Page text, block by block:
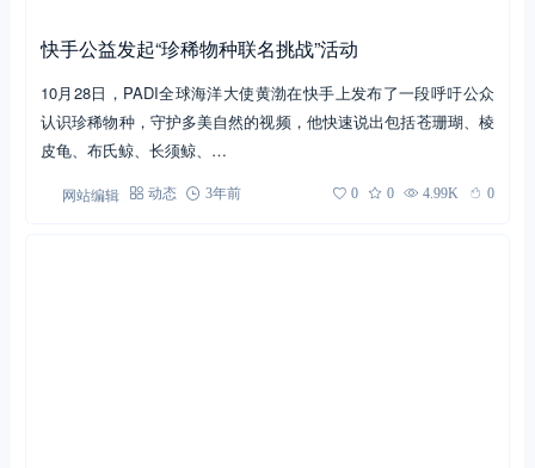
快手公益发起“珍稀物种联名挑战”活动
10月28日，PADI全球海洋大使黄渤在快手上发布了一段呼吁公众
认识珍稀物种，守护多美自然的视频，他快速说出包括苍珊瑚、棱
皮龟、布氏鲸、长须鲸、…
网站编辑 动态 3年前 0 0 4.99K 0